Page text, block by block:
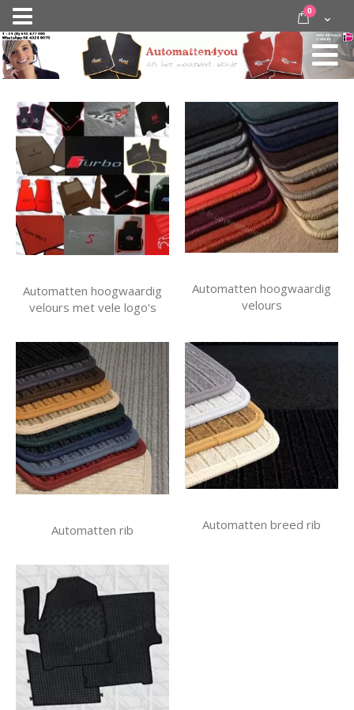
Nav
activeren
door
inhoud
Cart
0 items
Automatten hoogwaardig
velours met vele logo's
Automatten hoogwaardig
velours
Automatten rib Automatten breed rib